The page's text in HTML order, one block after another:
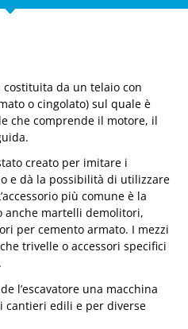
costituita da un telaio con
o cingolato) sul quale è
che comprende il motore, il
creato per imitare i
e dà la possibilità di utilizzare
più comune è la
anche martelli demolitori,
per cemento armato. I mezzi
trivelle o accessori specifici
l’escavatore una macchina
cantieri edili e per diverse